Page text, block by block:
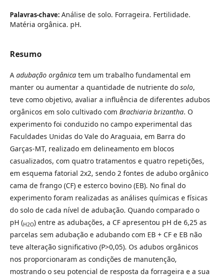
Palavras-chave: Análise de solo. Forrageira. Fertilidade.
Matéria orgânica. pH.
Resumo
A adubação orgânica tem um trabalho fundamental em
manter ou aumentar a quantidade de nutriente do solo,
teve como objetivo, avaliar a influência de diferentes adubos
orgânicos em solo cultivado com Brachiaria brizantha. O
experimento foi conduzido no campo experimental das
Faculdades Unidas do Vale do Araguaia, em Barra do
Garças-MT, realizado em delineamento em blocos
casualizados, com quatro tratamentos e quatro repetições,
em esquema fatorial 2x2, sendo 2 fontes de adubo orgânico
cama de frango (CF) e esterco bovino (EB). No final do
experimento foram realizadas as análises químicas e físicas
do solo de cada nível de adubação. Quando comparado o
pH (H2O) entre as adubações, a CF apresentou pH de 6,25 as
parcelas sem adubação e adubando com EB + CF e EB não
teve alteração significativo (P>0,05). Os adubos orgânicos
nos proporcionaram as condições de manutenção,
mostrando o seu potencial de resposta da forrageira e a sua